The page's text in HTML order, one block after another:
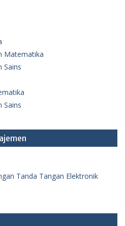
Matematika
Sains
Sains
Tanda Tangan Elektronik